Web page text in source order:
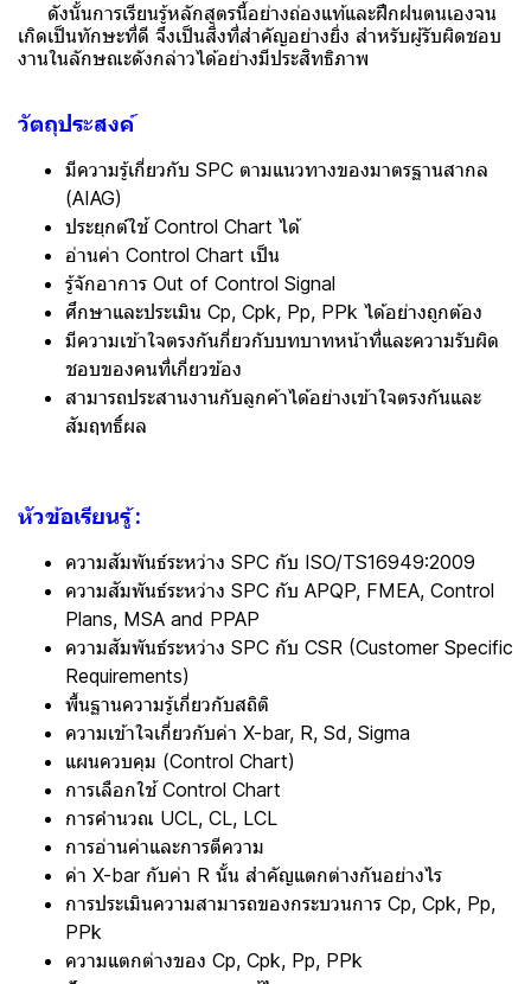
ดังนั้นการเรียนรู้หลักสูตรนี้อย่างถ่องแท้และฝึกฝนตนเองจน
เกิดเป็นทักษะที่ดี จึงเป็นสิ่งที่สำคัญอย่างยิ่ง สำหรับผู้รับผิดชอบ
งานในลักษณะดังกล่าวได้อย่างมีประสิทธิภาพ
วัตถุประสงค์
มีความรู้เกี่ยวกับ SPC ตามแนวทางของมาตรฐานสากล
(AIAG)
ประยุกต์ใช้ Control Chart ได้
อ่านค่า Control Chart เป็น
รู้จักอาการ Out of Control Signal
ศึกษาและประเมิน Cp, Cpk, Pp, PPk ได้อย่างถูกต้อง
มีความเข้าใจตรงกันกี่ยวกับบทบาทหน้าที่และความรับผิด
ชอบของคนที่เกี่ยวข้อง
สามารถประสานงานกับลูกค้าได้อย่างเข้าใจตรงกันและ
สัมฤทธิ์ผล
หัวข้อเรียนรู้ :
ความสัมพันธ์ระหว่าง SPC กับ ISO/TS16949:2009
ความสัมพันธ์ระหว่าง SPC กับ APQP, FMEA, Control
Plans, MSA and PPAP
ความสัมพันธ์ระหว่าง SPC กับ CSR (Customer Specific
Requirements)
พื้นฐานความรู้เกี่ยวกับสถิติ
ความเข้าใจเกี่ยวกับค่า X-bar, R, Sd, Sigma
แผนควบคุม (Control Chart)
การเลือกใช้ Control Chart
การคำนวณ UCL, CL, LCL
การอ่านค่าและการตีความ
ค่า X-bar กับค่า R นั้น สำคัญแตกต่างกันอย่างไร
การประเมินความสามารถของกระบวนการ Cp, Cpk, Pp,
PPk
ความแตกต่างของ Cp, Cpk, Pp, PPk